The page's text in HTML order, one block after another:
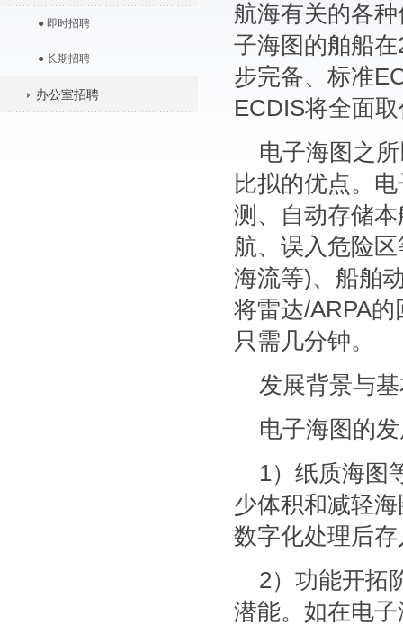
● 即时招聘
● 长期招聘
办公室招聘
航海有关的各
子海图的舶船
步完备、标准
ECDIS将全面
电子海图之
比拟的优点。
测、自动存储
航、误入危险
海流等)、船舶
将雷达/ARPA
只需几分钟。
发展背景与
电子海图的
1）纸质海图
少体积和减轻
数字化处理后
2）功能开拓
潜能。如在电